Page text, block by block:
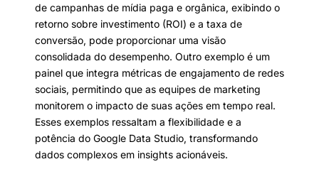
de campanhas de mídia paga e orgânica, exibindo o
retorno sobre investimento (ROI) e a taxa de
conversão, pode proporcionar uma visão
consolidada do desempenho. Outro exemplo é um
painel que integra métricas de engajamento de redes
sociais, permitindo que as equipes de marketing
monitorem o impacto de suas ações em tempo real.
Esses exemplos ressaltam a flexibilidade e a
potência do Google Data Studio, transformando
dados complexos em insights acionáveis.